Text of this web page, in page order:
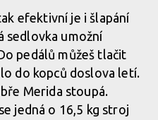
flip-chip umožňující
flip-chip umožňující
než bývá zvykem
než bývá zvykem
efektivní je i šlapání
sedlovka umožní
pedálů můžeš tlačit
do kopců doslova letí.
Merida stoupá.
jedná o 16,5 kg stroj